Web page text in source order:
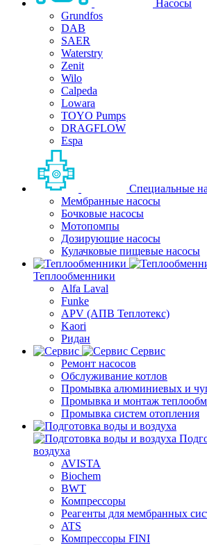
Насосы
Grundfos
DAB
SAER
Waterstry
Zenit
Wilo
Calpeda
Lowara
TOYO Pumps
DRAGFLOW
Espa
Специальные
Мембранные насосы
Бочковые насосы
Мотопомпы
Дозирующие насосы
Кулачковые пищевые насосы
Теплообменники
Alfa Laval
Funke
APV (АПВ Теплотекс)
Kaori
Ридан
Сервис
Ремонт насосов
Обслуживание котлов
Промывка алюминиевых и
Промывка и монтаж
Промывка систем отопления
воздуха
AVISTA
Biochem
BWT
Компрессоры
Реагенты для мембранных
ATS
Компрессоры FINI